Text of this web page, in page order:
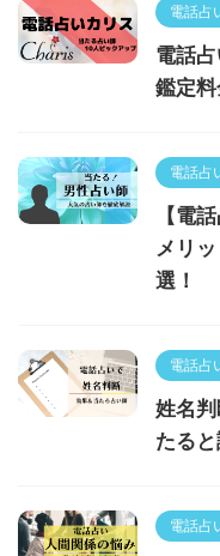
電話占
電話
鑑定料
電話占
【電
メリ
選！
電話占
姓名
たる
電話占